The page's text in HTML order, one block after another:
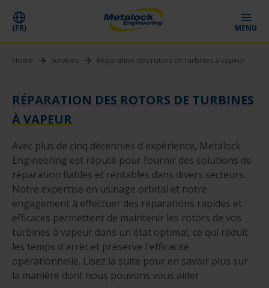
(FR) MENU
Home Services Réparation des rotors de turbines à vapeur
RÉPARATION DES ROTORS DE TURBINES
À VAPEUR
Avec plus de cinq décennies d'expérience, Metalock
Engineering est réputé pour fournir des solutions de
réparation fiables et rentables dans divers secteurs.
Notre expertise en usinage orbital et notre
engagement à effectuer des réparations rapides et
efficaces permettent de maintenir les rotors de vos
turbines à vapeur dans un état optimal, ce qui réduit
les temps d'arrêt et préserve l'efficacité
opérationnelle. Lisez la suite pour en savoir plus sur
la manière dont nous pouvons vous aider.